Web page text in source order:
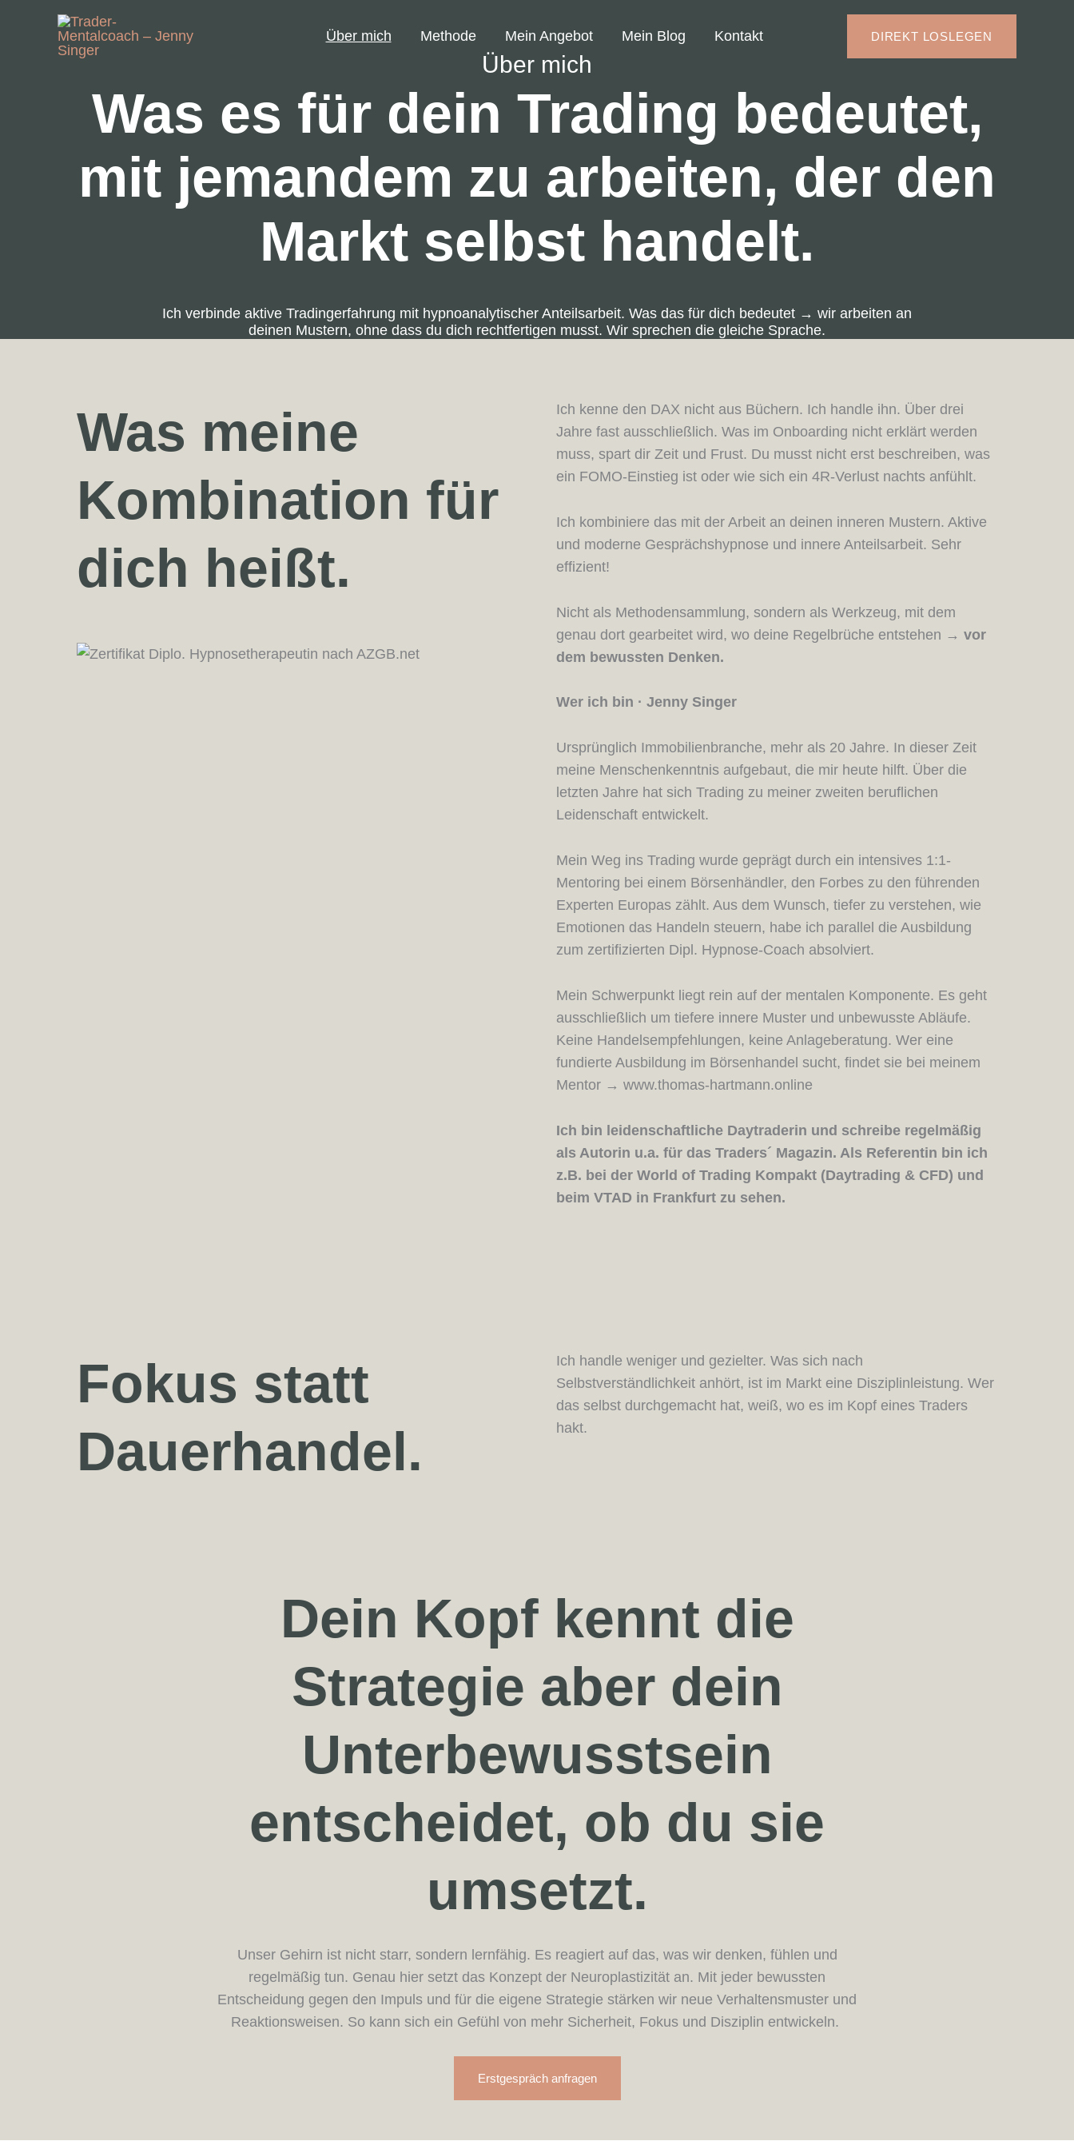
Über mich Methode Mein Angebot Mein Blog Kontakt DIREKT LOSLEGEN
Über mich
Was es für dein Trading bedeutet,
mit jemandem zu arbeiten, der den
Markt selbst handelt.
Ich verbinde aktive Tradingerfahrung mit hypnoanalytischer Anteilsarbeit. Was das für dich bedeutet → wir arbeiten an
deinen Mustern, ohne dass du dich rechtfertigen musst. Wir sprechen die gleiche Sprache.
Was meine
Kombination für
dich heißt.
Ich kenne den DAX nicht aus Büchern. Ich handle ihn. Über drei
Jahre fast ausschließlich. Was im Onboarding nicht erklärt werden
muss, spart dir Zeit und Frust. Du musst nicht erst beschreiben, was
ein FOMO-Einstieg ist oder wie sich ein 4R-Verlust nachts anfühlt.
Ich kombiniere das mit der Arbeit an deinen inneren Mustern. Aktive
und moderne Gesprächshypnose und innere Anteilsarbeit. Sehr
effizient!
Nicht als Methodensammlung, sondern als Werkzeug, mit dem
genau dort gearbeitet wird, wo deine Regelbrüche entstehen → vor
dem bewussten Denken.
Wer ich bin · Jenny Singer
Ursprünglich Immobilienbranche, mehr als 20 Jahre. In dieser Zeit
meine Menschenkenntnis aufgebaut, die mir heute hilft. Über die
letzten Jahre hat sich Trading zu meiner zweiten beruflichen
Leidenschaft entwickelt.
Mein Weg ins Trading wurde geprägt durch ein intensives 1:1-
Mentoring bei einem Börsenhändler, den Forbes zu den führenden
Experten Europas zählt. Aus dem Wunsch, tiefer zu verstehen, wie
Emotionen das Handeln steuern, habe ich parallel die Ausbildung
zum zertifizierten Dipl. Hypnose-Coach absolviert.
Mein Schwerpunkt liegt rein auf der mentalen Komponente. Es geht
ausschließlich um tiefere innere Muster und unbewusste Abläufe.
Keine Handelsempfehlungen, keine Anlageberatung. Wer eine
fundierte Ausbildung im Börsenhandel sucht, findet sie bei meinem
Mentor → www.thomas-hartmann.online
Ich bin leidenschaftliche Daytraderin und schreibe regelmäßig
als Autorin u.a. für das Traders´ Magazin. Als Referentin bin ich
z.B. bei der World of Trading Kompakt (Daytrading & CFD) und
beim VTAD in Frankfurt zu sehen.
Fokus statt
Dauerhandel.
Ich handle weniger und gezielter. Was sich nach
Selbstverständlichkeit anhört, ist im Markt eine Disziplinleistung. Wer
das selbst durchgemacht hat, weiß, wo es im Kopf eines Traders
hakt.
Dein Kopf kennt die
Strategie aber dein
Unterbewusstsein
entscheidet, ob du sie
umsetzt.
Unser Gehirn ist nicht starr, sondern lernfähig. Es reagiert auf das, was wir denken, fühlen und
regelmäßig tun. Genau hier setzt das Konzept der Neuroplastizität an. Mit jeder bewussten
Entscheidung gegen den Impuls und für die eigene Strategie stärken wir neue Verhaltensmuster und
Reaktionsweisen. So kann sich ein Gefühl von mehr Sicherheit, Fokus und Disziplin entwickeln.
Erstgespräch anfragen